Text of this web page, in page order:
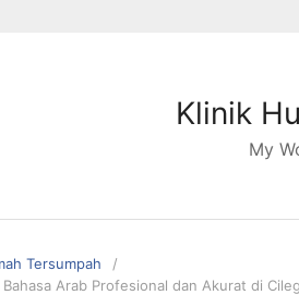
Klinik
My
Tersumpah
Arab Profesional dan Akurat di